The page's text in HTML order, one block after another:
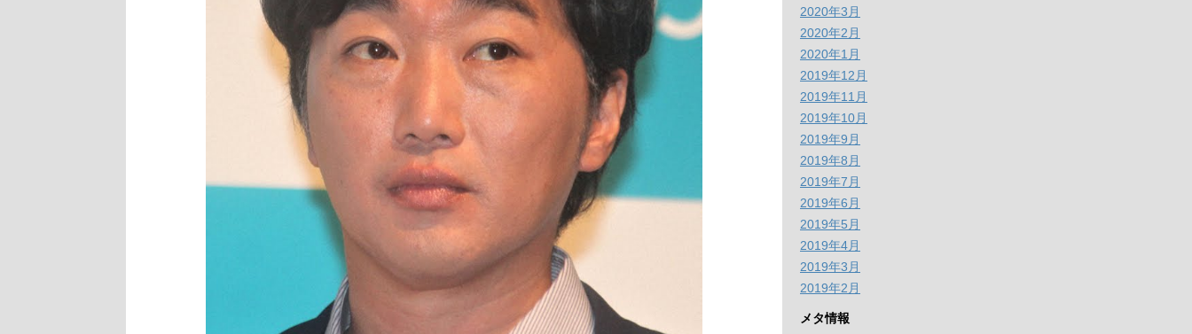
2020年3月
2020年2月
2020年1月
2019年12月
2019年11月
2019年10月
2019年9月
2019年8月
2019年7月
2019年6月
2019年5月
2019年4月
2019年3月
2019年2月
メタ情報